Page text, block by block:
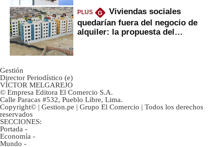
PLUS G
Viviendas sociales
quedarían fuera del negocio de
alquiler: la propuesta del
Gestión
Director Periodístico (e)
VÍCTOR MELGAREJO
© Empresa Editora El Comercio S.A.
Calle Paracas #532, Pueblo Libre, Lima.
Copyright© | Gestion.pe | Grupo El Comercio | Todos los derechos
reservados
SECCIONES:
Portada -
Economía -
Mundo -